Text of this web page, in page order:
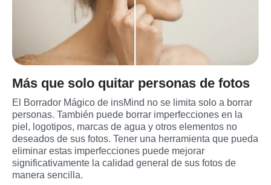
Más que solo quitar personas de fotos
El Borrador Mágico de insMind no se limita solo a borrar
personas. También puede borrar imperfecciones en la
piel, logotipos, marcas de agua y otros elementos no
deseados de sus fotos. Tener una herramienta que pueda
eliminar estas imperfecciones puede mejorar
significativamente la calidad general de sus fotos de
manera sencilla.